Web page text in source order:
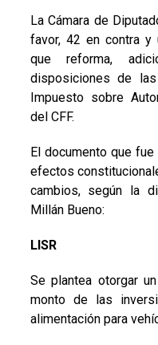
La Cámara de
favor, 42 en contra y
que reforma,
disposiciones de
Impuesto sobre
del CFF.
El documento que
efectos
cambios, según la
Millán Bueno:
LISR
Se plantea otorgar
monto de las
alimentación para